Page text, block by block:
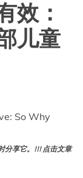
效：
儿童
So Why
分享它。!!! 点击文章